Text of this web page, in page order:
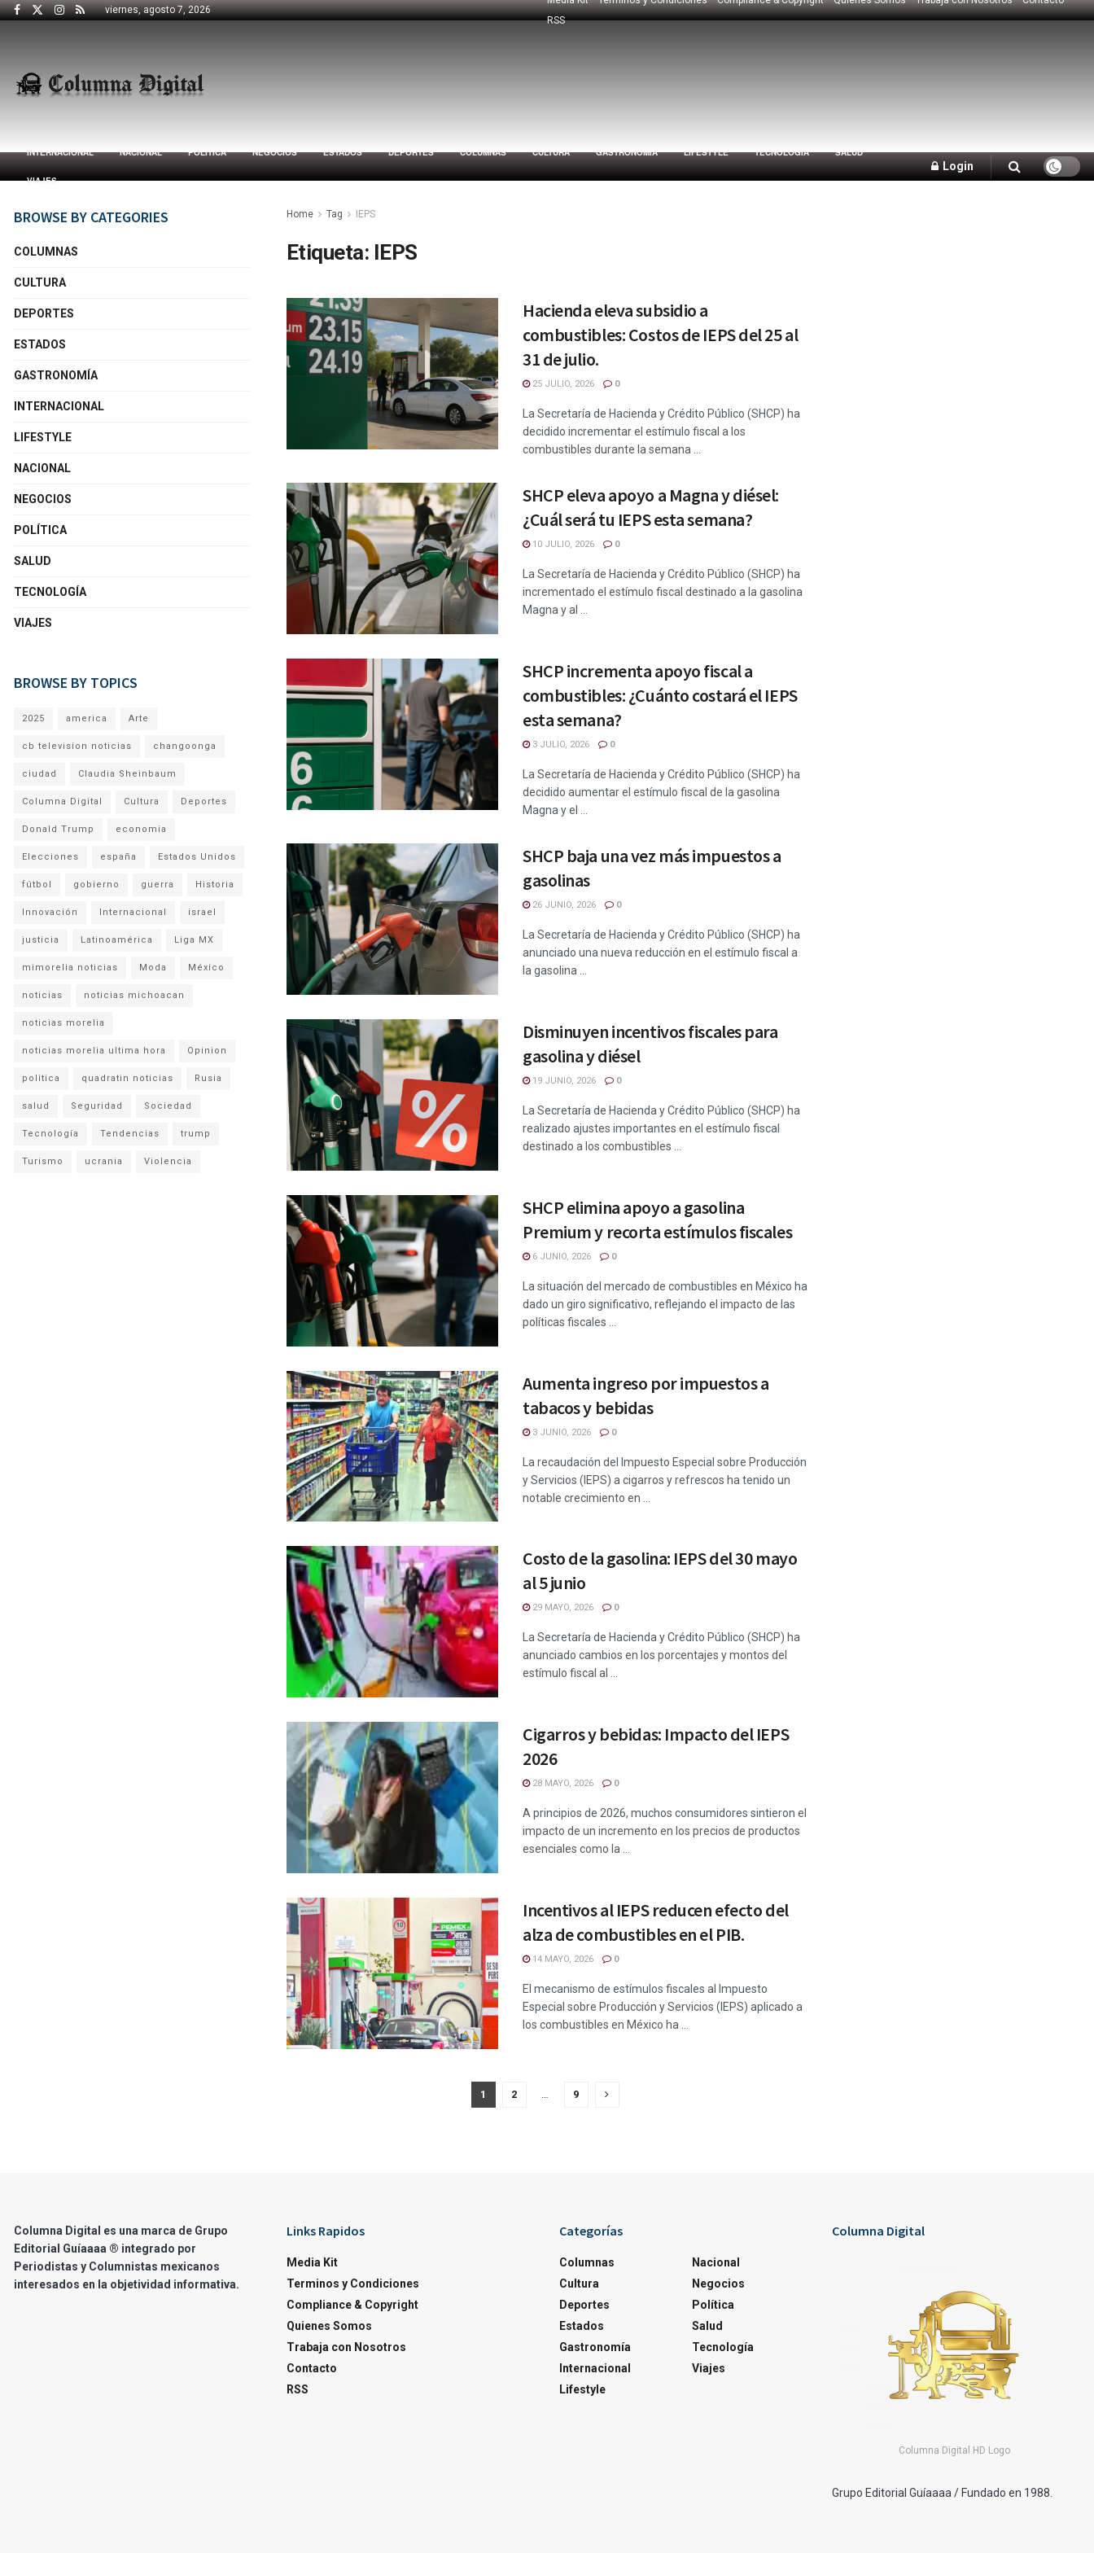
viernes, agosto 7, 2026
RSS
INTERNACIONAL NACIONAL POLÍTICA NEGOCIOS ESTADOS DEPORTES COLUMNAS CULTURA GASTRONOMÍA LIFESTYLE TECNOLOGÍA SALUD
VIAJES
Login
Home Tag IEPS
Etiqueta: IEPS
Hacienda eleva subsidio a
combustibles: Costos de IEPS del 25 al
31 de julio.
25 JULIO, 2026 0
La Secretaría de Hacienda y Crédito Público (SHCP) ha
decidido incrementar el estímulo fiscal a los
combustibles durante la semana ...
SHCP eleva apoyo a Magna y diésel:
¿Cuál será tu IEPS esta semana?
10 JULIO, 2026 0
La Secretaría de Hacienda y Crédito Público (SHCP) ha
incrementado el estímulo fiscal destinado a la gasolina
Magna y al ...
SHCP incrementa apoyo fiscal a
combustibles: ¿Cuánto costará el IEPS
esta semana?
3 JULIO, 2026 0
La Secretaría de Hacienda y Crédito Público (SHCP) ha
decidido aumentar el estímulo fiscal de la gasolina
Magna y el ...
SHCP baja una vez más impuestos a
gasolinas
26 JUNIO, 2026 0
La Secretaría de Hacienda y Crédito Público (SHCP) ha
anunciado una nueva reducción en el estímulo fiscal a
la gasolina ...
Disminuyen incentivos fiscales para
gasolina y diésel
19 JUNIO, 2026 0
La Secretaría de Hacienda y Crédito Público (SHCP) ha
realizado ajustes importantes en el estímulo fiscal
destinado a los combustibles ...
SHCP elimina apoyo a gasolina
Premium y recorta estímulos fiscales
6 JUNIO, 2026 0
La situación del mercado de combustibles en México ha
dado un giro significativo, reflejando el impacto de las
políticas fiscales ...
Aumenta ingreso por impuestos a
tabacos y bebidas
3 JUNIO, 2026 0
La recaudación del Impuesto Especial sobre Producción
y Servicios (IEPS) a cigarros y refrescos ha tenido un
notable crecimiento en ...
Costo de la gasolina: IEPS del 30 mayo
al 5 junio
29 MAYO, 2026 0
La Secretaría de Hacienda y Crédito Público (SHCP) ha
anunciado cambios en los porcentajes y montos del
estímulo fiscal al ...
Cigarros y bebidas: Impacto del IEPS
2026
28 MAYO, 2026 0
A principios de 2026, muchos consumidores sintieron el
impacto de un incremento en los precios de productos
esenciales como la ...
Incentivos al IEPS reducen efecto del
alza de combustibles en el PIB.
14 MAYO, 2026 0
El mecanismo de estímulos fiscales al Impuesto
Especial sobre Producción y Servicios (IEPS) aplicado a
los combustibles en México ha ...
1 2 … 9
BROWSE BY CATEGORIES
COLUMNAS
CULTURA
DEPORTES
ESTADOS
GASTRONOMÍA
INTERNACIONAL
LIFESTYLE
NACIONAL
NEGOCIOS
POLÍTICA
SALUD
TECNOLOGÍA
VIAJES
BROWSE BY TOPICS
2025 america Arte
cb television noticias changoonga
ciudad Claudia Sheinbaum
Columna Digital Cultura Deportes
Donald Trump economia
Elecciones españa Estados Unidos
fútbol gobierno guerra Historia
Innovación Internacional israel
justicia Latinoamérica Liga MX
mimorelia noticias Moda México
noticias noticias michoacan
noticias morelia
noticias morelia ultima hora Opinion
politica quadratin noticias Rusia
salud Seguridad Sociedad
Tecnología Tendencias trump
Turismo ucrania Violencia
Columna Digital es una marca de Grupo
Editorial Guíaaaa ® integrado por
Periodistas y Columnistas mexicanos
interesados en la objetividad informativa.
Links Rapidos
Media Kit
Terminos y Condiciones
Compliance & Copyright
Quienes Somos
Trabaja con Nosotros
Contacto
RSS
Categorías
Columnas
Cultura
Deportes
Estados
Gastronomía
Internacional
Lifestyle
Nacional
Negocios
Política
Salud
Tecnología
Viajes
Columna Digital
Columna Digital HD Logo
Grupo Editorial Guíaaaa / Fundado en 1988.